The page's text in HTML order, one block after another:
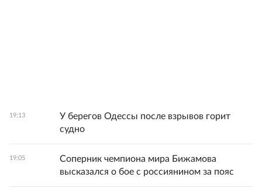
19:13
У берегов Одессы после взрывов горит
судно
19:05
Соперник чемпиона мира Бижамова
высказался о бое с россиянином за пояс